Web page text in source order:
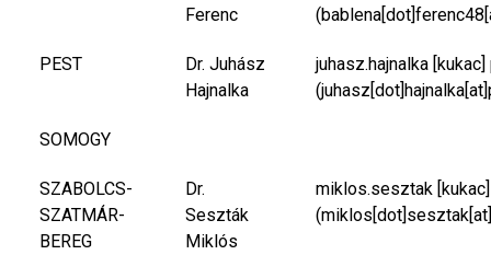
Ferenc
PEST
Dr. Juhász
Hajnalka
juhasz.hajnalka [kukac]
SOMOGY
SZABOLCS-
SZATMÁR-
BEREG
Dr.
Seszták
Miklós
miklos.sesztak